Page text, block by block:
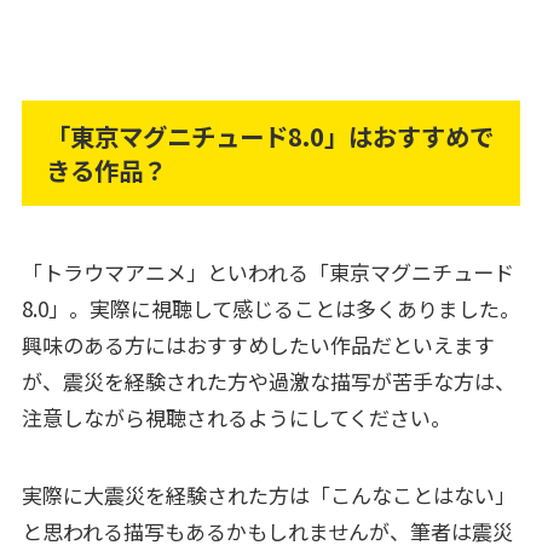
「東京マグニチュード8.0」はおすすめで
きる作品？
「トラウマアニメ」といわれる「東京マグニチュード
8.0」。実際に視聴して感じることは多くありました。
興味のある方にはおすすめしたい作品だといえます
が、震災を経験された方や過激な描写が苦手な方は、
注意しながら視聴されるようにしてください。
実際に大震災を経験された方は「こんなことはない」
と思われる描写もあるかもしれませんが、筆者は震災